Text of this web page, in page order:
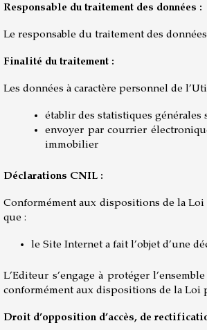
Responsable du traitement des données :
Le responsable du traitement des
Finalité du traitement :
Les données à caractère personnel de
établir des statistiques
envoyer par courrier
immobilier
Déclarations CNIL :
Conformément aux dispositions de la Loi
que :
le Site Internet a fait l’objet d’une
L’Editeur s’engage à protéger
conformément aux dispositions de la Loi
Droit d’opposition d’accès, de